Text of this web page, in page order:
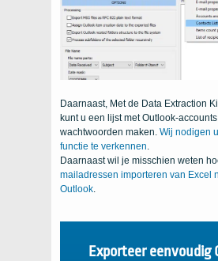
Daarnaast, Met de Data Extraction
kunt u een lijst met Outlook-
wachtwoorden maken. Wij nodigen
functie te verkennen.
Daarnaast wil je misschien weten
mailadressen importeren van Excel
Outlook.
Exporteer eenvoudig